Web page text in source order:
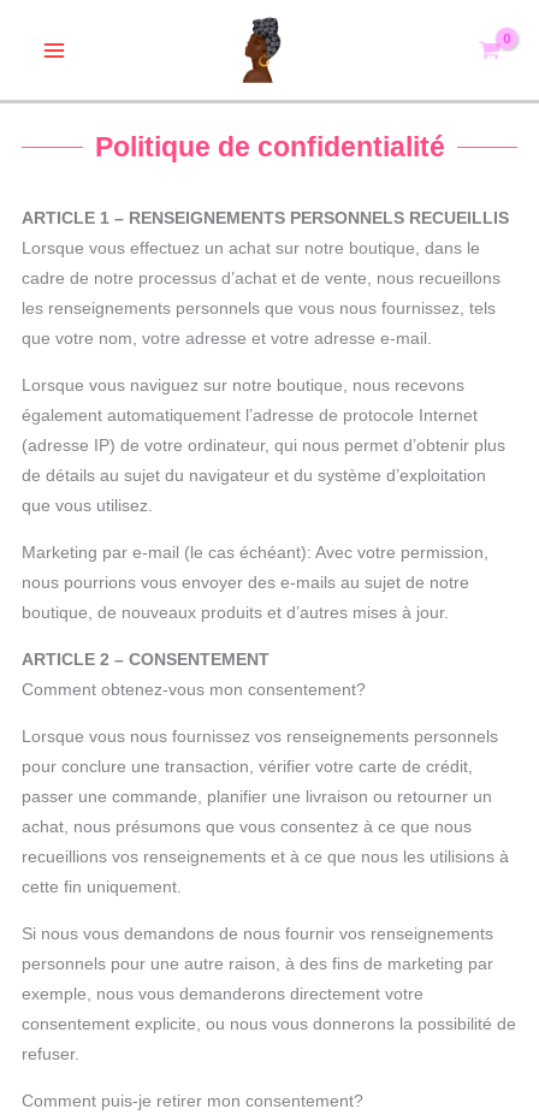
Politique de confidentialité
ARTICLE 1 – RENSEIGNEMENTS PERSONNELS RECUEILLIS
Lorsque vous effectuez un achat sur notre boutique, dans le
cadre de notre processus d’achat et de vente, nous recueillons
les renseignements personnels que vous nous fournissez, tels
que votre nom, votre adresse et votre adresse e-mail.
Lorsque vous naviguez sur notre boutique, nous recevons
également automatiquement l’adresse de protocole Internet
(adresse IP) de votre ordinateur, qui nous permet d’obtenir plus
de détails au sujet du navigateur et du système d’exploitation
que vous utilisez.
Marketing par e-mail (le cas échéant): Avec votre permission,
nous pourrions vous envoyer des e-mails au sujet de notre
boutique, de nouveaux produits et d’autres mises à jour.
ARTICLE 2 – CONSENTEMENT
Comment obtenez-vous mon consentement?
Lorsque vous nous fournissez vos renseignements personnels
pour conclure une transaction, vérifier votre carte de crédit,
passer une commande, planifier une livraison ou retourner un
achat, nous présumons que vous consentez à ce que nous
recueillions vos renseignements et à ce que nous les utilisions à
cette fin uniquement.
Si nous vous demandons de nous fournir vos renseignements
personnels pour une autre raison, à des fins de marketing par
exemple, nous vous demanderons directement votre
consentement explicite, ou nous vous donnerons la possibilité de
refuser.
Comment puis-je retirer mon consentement?